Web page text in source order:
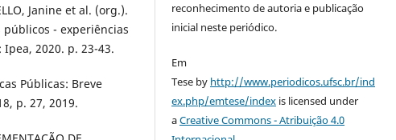
Janine et al. (org.).
- experiências
2020. p. 23-43.
Públicas: Breve
p. 27, 2019.
reconhecimento de autoria e publicação
inicial neste periódico.
Em
Tese by http://www.periodicos.ufsc.br/ind
ex.php/emtese/index is licensed under
aCreative Commons - Atribuição 4.0